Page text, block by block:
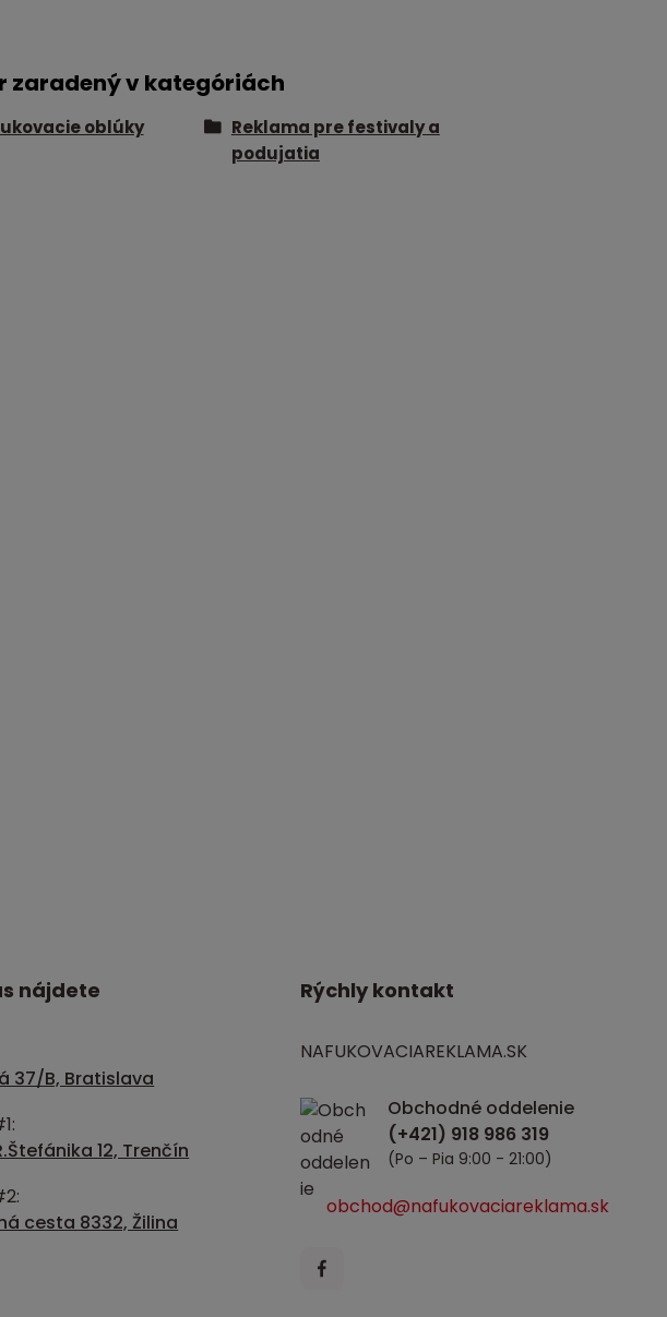
zaradený v kategóriách
oblúky
Reklama pre festivaly a
podujatia
nájdete
37/B, Bratislava
12, Trenčín
cesta 8332, Žilina
Rýchly kontakt
NAFUKOVACIAREKLAMA.SK
Obchodné oddelenie
(Po – Pia 9:00 - 21:00)
obchod@nafukovaciareklama.sk